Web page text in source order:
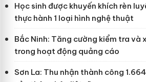
Học sinh được khuyến khích rèn
thực hành 1 loại hình nghệ thuật
Bắc Ninh: Tăng cường kiểm tra và
trong hoạt động quảng cáo
Sơn La: Thu nhận thành công